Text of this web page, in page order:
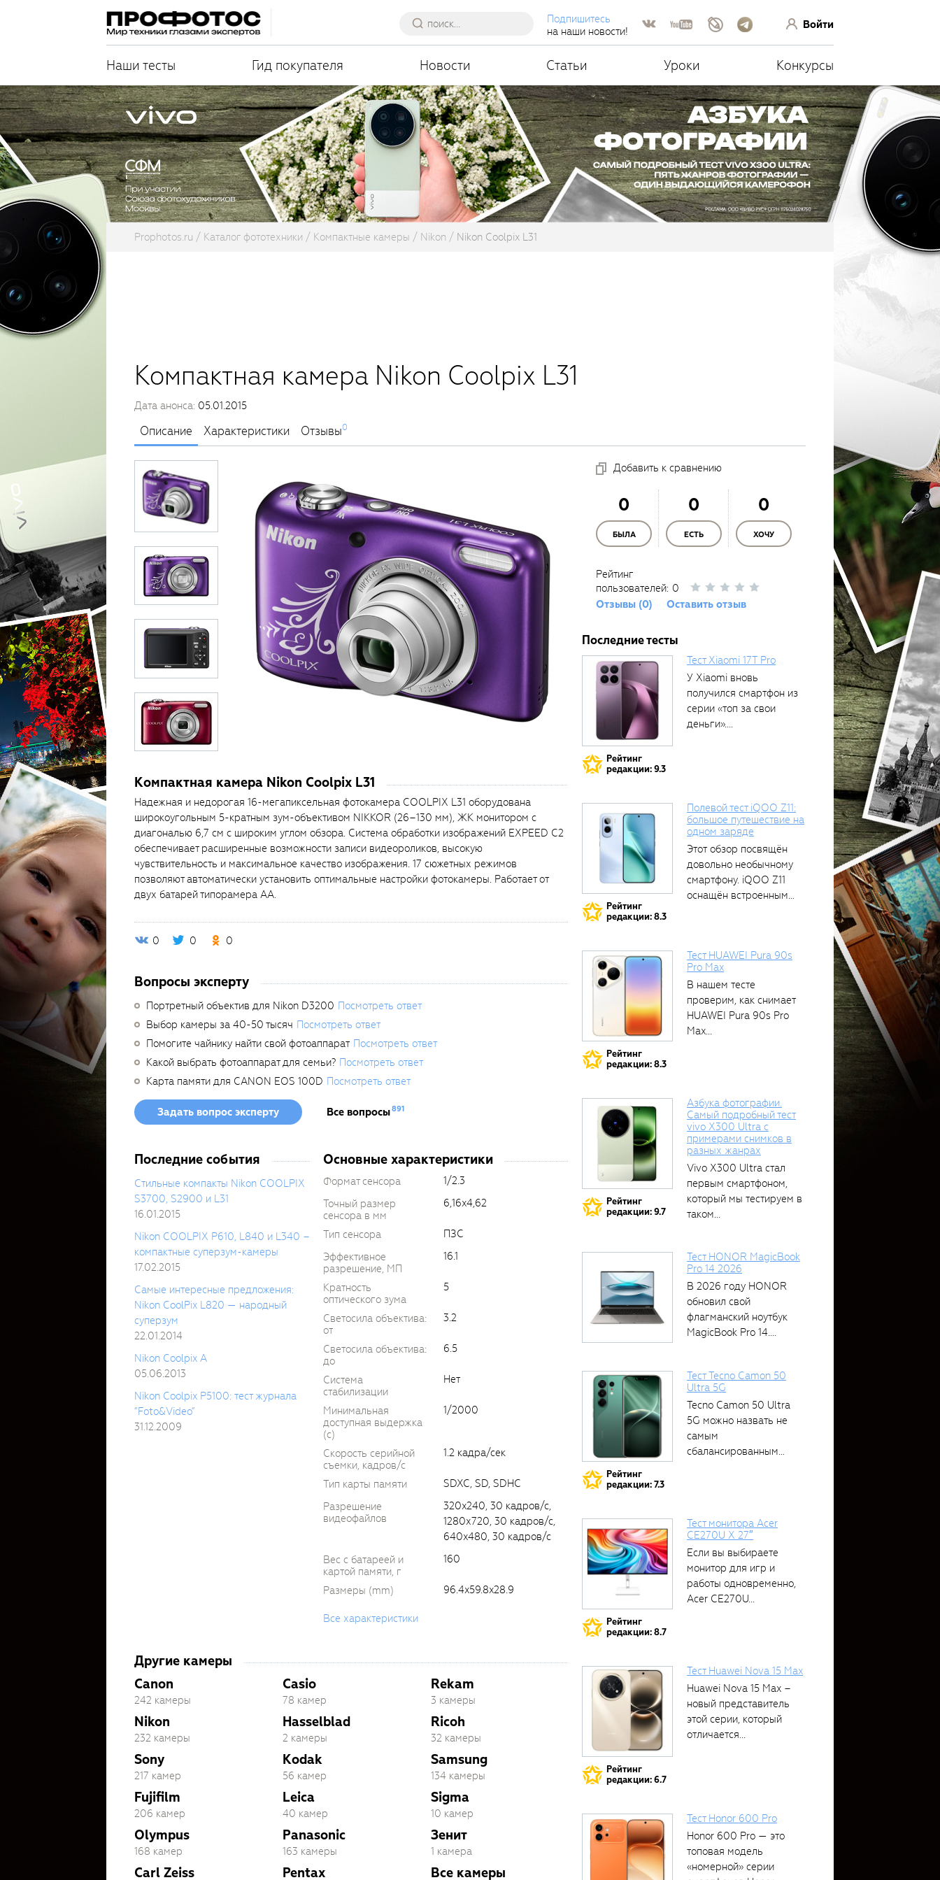
Подпишитесь
на наши новости!
Войти
Наши тесты Гид покупателя Новости Статьи Уроки Конкурсы
Prophotos.ru Каталог фототехники Компактные камеры Nikon Nikon Coolpix L31
Компактная камера Nikon Coolpix L31
Дата анонса: 05.01.2015
Описание Характеристики Отзывы0
Компактная камера Nikon Coolpix L31
Надежная и недорогая 16-мегапиксельная фотокамера COOLPIX L31 оборудована
широкоугольным 5-кратным зум-объективом NIKKOR (26–130 мм), ЖК монитором с
диагональю 6,7 см с широким углом обзора. Система обработки изображений EXPEED C2
обеспечивает расширенные возможности записи видеороликов, высокую
чувствительность и максимальное качество изображения. 17 сюжетных режимов
позволяют автоматически установить оптимальные настройки фотокамеры. Работает от
двух батарей типорамера АА.
0 0 0
Вопросы эксперту
Портретный объектив для Nikon D3200 Посмотреть ответ
Выбор камеры за 40-50 тысяч Посмотреть ответ
Помогите чайнику найти свой фотоаппарат Посмотреть ответ
Какой выбрать фотоаппарат для семьи? Посмотреть ответ
Карта памяти для CANON EOS 100D Посмотреть ответ
Задать вопрос эксперту Все вопросы891
Последние события
Стильные компакты Nikon COOLPIX
S3700, S2900 и L31
16.01.2015
Nikon COOLPIX P610, L840 и L340 –
компактные суперзум-камеры
17.02.2015
Самые интересные предложения:
Nikon CoolPix L820 — народный
суперзум
22.01.2014
Nikon Coolpix A
05.06.2013
Nikon Coolpix P5100: тест журнала
“Foto&Video”
31.12.2009
Основные характеристики
Формат сенсора
1/2.3
Точный размер
сенсора в мм
6,16x4,62
Тип сенсора
ПЗС
Эффективное
разрешение, МП
16.1
Кратность
оптического зума
5
Светосила объектива:
от
3.2
Светосила объектива:
до
6.5
Система
стабилизации
Нет
Минимальная
доступная выдержка
(c)
1/2000
Скорость серийной
съемки, кадров/с
1.2 кадра/сек
Тип карты памяти
SDXC, SD, SDHC
Разрешение
видеофайлов
320x240, 30 кадров/с,
1280х720, 30 кадров/с,
640x480, 30 кадров/с
Вес с батареей и
картой памяти, г
160
Размеры (mm) 96.4x59.8x28.9
Все характеристики
Другие камеры
Canon
242 камеры
Nikon
232 камеры
Sony
217 камер
Fujifilm
206 камер
Olympus
168 камер
Carl Zeiss
Casio
78 камер
Hasselblad
2 камеры
Kodak
56 камер
Leica
40 камер
Panasonic
163 камеры
Pentax
Rekam
3 камеры
Ricoh
32 камеры
Samsung
134 камеры
Sigma
10 камер
Зенит
1 камера
Все камеры
Добавить к сравнению
0
БЫЛА
0
ЕСТЬ
0
ХОЧУ
Рейтинг
пользователей: 0
Отзывы (0)
Оставить отзыв
Последние тесты
Рейтинг
редакции: 9.3
Тест Xiaomi 17T Pro
У Xiaomi вновь
получился смартфон из
серии «топ за свои
деньги»....
Рейтинг
редакции: 8.3
Полевой тест iQOO Z11:
большое путешествие на
одном заряде
Этот обзор посвящён
довольно необычному
смартфону. iQOO Z11
оснащён встроенным
Рейтинг
редакции: 8.3
Тест HUAWEI Pura 90s
Pro Max
В нашем тесте
проверим, как снимает
HUAWEI Pura 90s Pro
Max...
Рейтинг
редакции: 9.7
Азбука фотографии.
Самый подробный тест
vivo X300 Ultra с
примерами снимков в
разных жанрах
Vivo X300 Ultra стал
первым смартфоном,
который мы тестируем в
таком...
Тест HONOR MagicBook
Pro 14 2026
В 2026 году HONOR
обновил свой
флагманский ноутбук
MagicBook Pro 14....
Рейтинг
редакции: 7.3
Тест Tecno Camon 50
Ultra 5G
Tecno Camon 50 Ultra
5G можно назвать не
самым
сбалансированным
Рейтинг
редакции: 8.7
Тест монитора Acer
CE270U X 27″
Если вы выбираете
монитор для игр и
работы одновременно,
Acer CE270U...
Рейтинг
редакции: 6.7
Тест Huawei Nova 15 Max
Huawei Nova 15 Max –
новый представитель
этой серии, который
отличается...
Тест Honor 600 Pro
Honor 600 Pro — это
топовая модель
«номерной» серии